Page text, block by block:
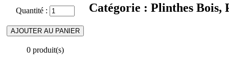
Quantité :
0 produit(s)
Catégorie : Plinthes Bois,